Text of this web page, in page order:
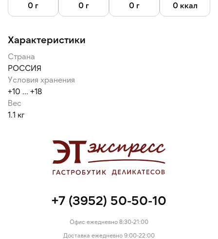
При комнатной температуре сироп достаточно густой и
тягучий, но при нагревании до 40–50 °C становится более
0 г 0 г 0 г 0 ккал
Характеристики
Страна
РОССИЯ
Условия хранения
+10 ... +18
Вес
1.1 кг
+7 (3952) 50-50-10
Офис ежедневно 8:30-21:00
Доставка ежедневно 9:00-22:00